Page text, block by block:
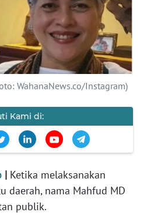
WahanaNews.co/Instagram)
Kami di:
| Ketika melaksanakan
daerah, nama Mahfud MD
publik.